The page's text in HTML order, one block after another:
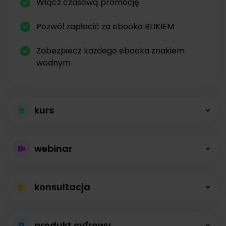
Pozwól zapłacić za ebooka BLIKIEM
Zabezpiecz każdego ebooka znakiem
wodnym
kurs
kursów
Kursy online z modułami, lekcjami, nagraniami i
opisami dostępne od zaraz.
webinar
bez limitów
konsultacja